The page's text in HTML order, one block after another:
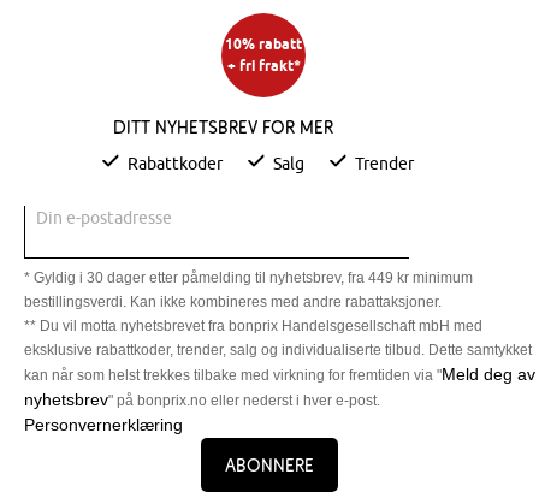
10% rabatt
+ fri frakt*
Ditt nyhetsbrev for mer
Rabattkoder Salg Trender
Din e-postadresse
* Gyldig i 30 dager etter påmelding til nyhetsbrev, fra 449 kr minimum
bestillingsverdi. Kan ikke kombineres med andre rabattaksjoner.
** Du vil motta nyhetsbrevet fra bonprix Handelsgesellschaft mbH med
eksklusive rabattkoder, trender, salg og individualiserte tilbud. Dette samtykket
kan når som helst trekkes tilbake med virkning for fremtiden via "Meld deg av
nyhetsbrev" på bonprix.no eller nederst i hver e-post.
Personvernerklæring
Abonnere